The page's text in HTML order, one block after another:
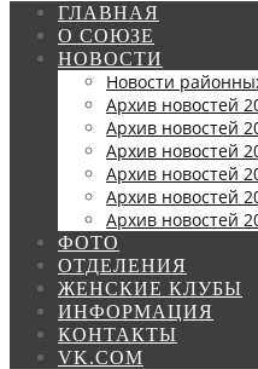
ГЛАВНАЯ
О СОЮЗЕ
НОВОСТИ
Новости
Архив новостей
Архив новостей
Архив новостей
Архив новостей
Архив новостей
Архив новостей
ФОТО
ОТДЕЛЕНИЯ
ЖЕНСКИЕ КЛУБЫ
ИНФОРМАЦИЯ
КОНТАКТЫ
VK.COM